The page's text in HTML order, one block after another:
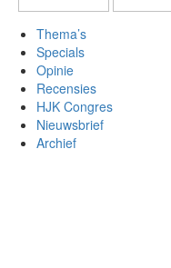
Thema’s
Specials
Opinie
Recensies
HJK Congres
Nieuwsbrief
Archief